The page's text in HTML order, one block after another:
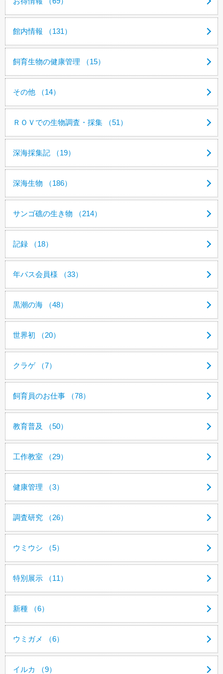
館内情報 （131）
飼育生物の健康管理 （15）
その他 （14）
ＲＯＶでの生物調査・採集 （51）
深海採集記 （19）
深海生物 （186）
サンゴ礁の生き物 （214）
記録 （18）
年パス会員様 （33）
黒潮の海 （48）
世界初 （20）
クラゲ （7）
飼育員のお仕事 （78）
教育普及 （50）
工作教室 （29）
健康管理 （3）
調査研究 （26）
ウミウシ （5）
特別展示 （11）
新種 （6）
ウミガメ （6）
イルカ （9）